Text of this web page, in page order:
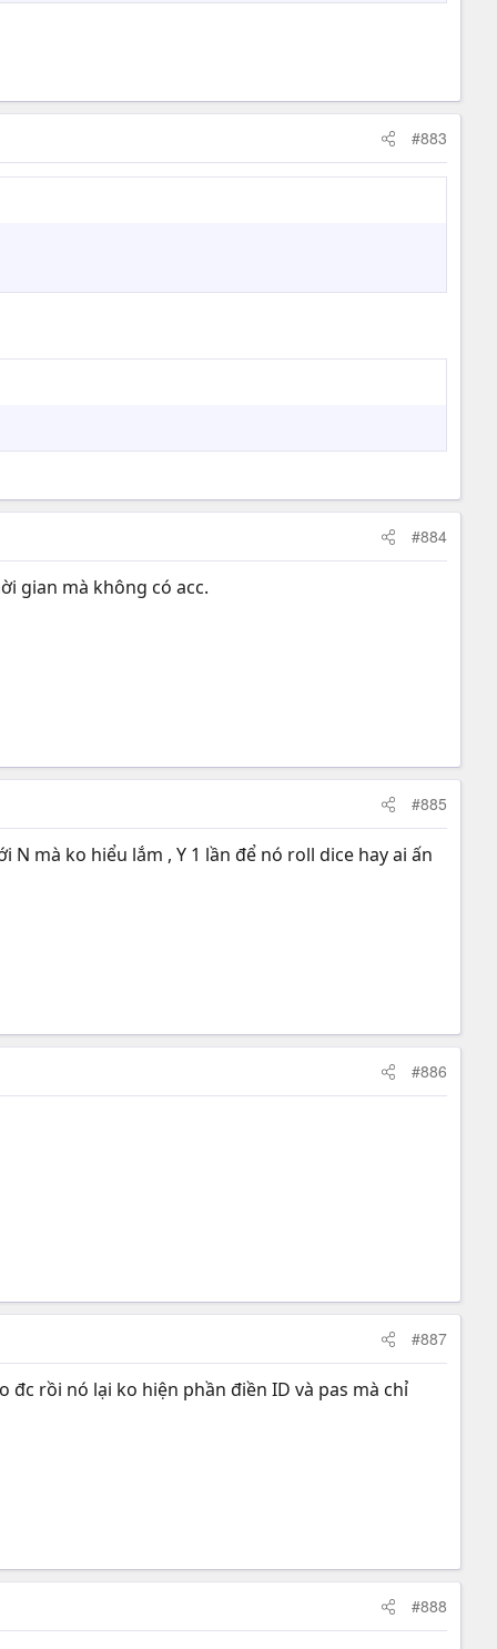
#883
#884
gian mà không có acc.
#885
mà ko hiểu lắm , Y 1 lần để nó roll dice hay ai ấn
#886
#887
đc rồi nó lại ko hiện phần điền ID và pas mà chỉ
#888